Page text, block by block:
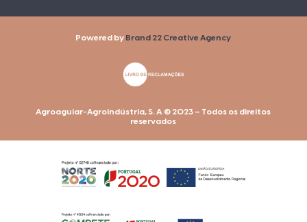
Powered by Brand 22 Creative Agency
Agroaguiar-Agroindústria, S. A © 2023 – Todos os direitos
reservados